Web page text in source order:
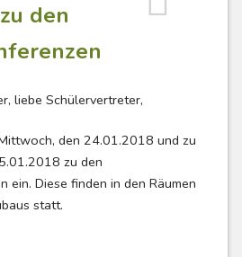
den
liebe Schülervertreter,
den 24.01.2018 und zu
zu den
ein. Diese finden in den Räumen
statt.